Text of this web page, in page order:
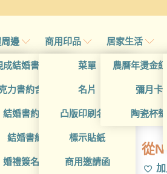
邊
成結婚書約夾
力書約含木座
結婚書約組
結婚書約
婚禮簽名簿
商用印品
菜單
名片
凸版印刷名片
標示貼紙
商用邀請函
居家生活
農曆年燙金
彌月卡
陶瓷杯墊
從